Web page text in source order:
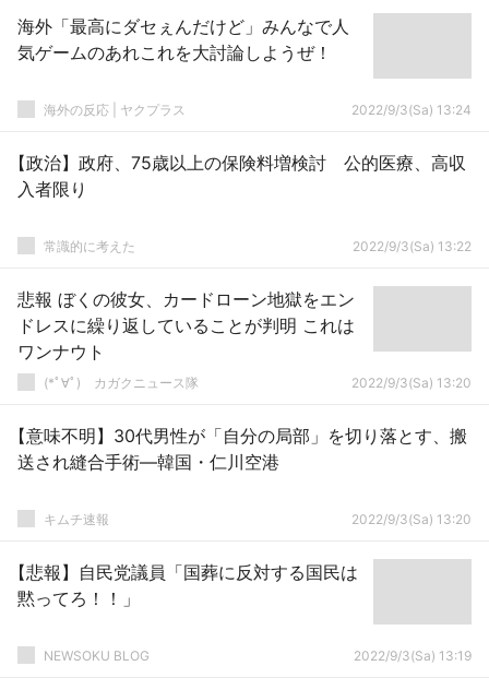
海外「最高にダセぇんだけど」みんなで人
気ゲームのあれこれを大討論しようぜ！
海外の反応 | ヤクプラス 2022/9/3(Sa) 13:24
【政治】政府、75歳以上の保険料増検討 公的医療、高収
入者限り
常識的に考えた 2022/9/3(Sa) 13:22
悲報 ぼくの彼女、カードローン地獄をエン
ドレスに繰り返していることが判明 これは
ワンナウト
(*ﾟ∀ﾟ)ゞカガクニュース隊 2022/9/3(Sa) 13:20
【意味不明】30代男性が「自分の局部」を切り落とす、搬
送され縫合手術―韓国・仁川空港
キムチ速報 2022/9/3(Sa) 13:20
【悲報】自民党議員「国葬に反対する国民は
黙ってろ！！」
NEWSOKU BLOG 2022/9/3(Sa) 13:19